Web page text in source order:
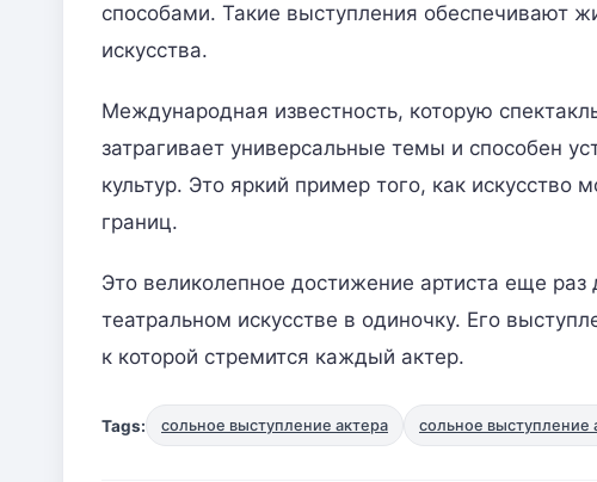
способами. Такие выступления обеспечивают
искусства.
Международная известность, которую
затрагивает универсальные темы и способен
культур. Это яркий пример того, как
границ.
Это великолепное достижение артиста еще
театральном искусстве в одиночку. Его
к которой стремится каждый актер.
Tags: сольное выступление актера сольное выступление